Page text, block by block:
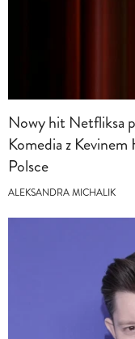
Nowy hit Netfliksa
Komedia z
Polsce
ALEKSANDRA MICHALIK